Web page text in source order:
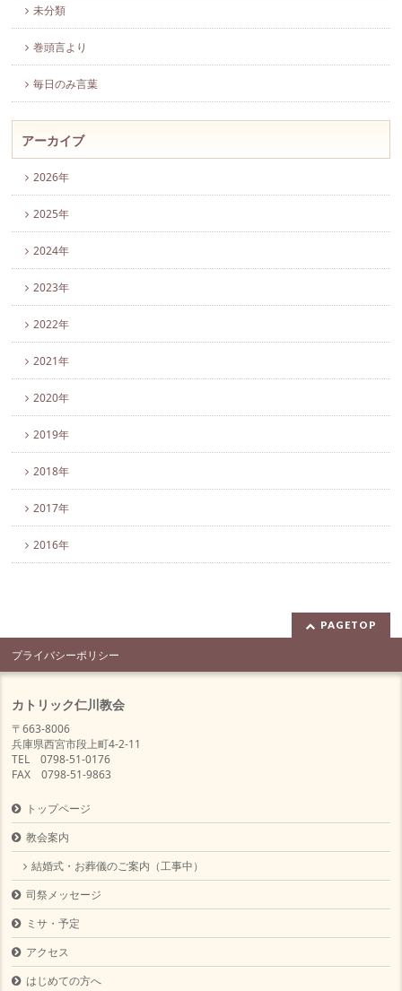
未分類
巻頭言より
毎日のみ言葉
アーカイブ
2026年
2025年
2024年
2023年
2022年
2021年
2020年
2019年
2018年
2017年
2016年
PAGETOP
プライバシーポリシー
カトリック仁川教会
〒663-8006
兵庫県西宮市段上町4-2-11
TEL 0798-51-0176
FAX 0798-51-9863
トップページ
教会案内
結婚式・お葬儀のご案内（工事中）
司祭メッセージ
ミサ・予定
アクセス
はじめての方へ